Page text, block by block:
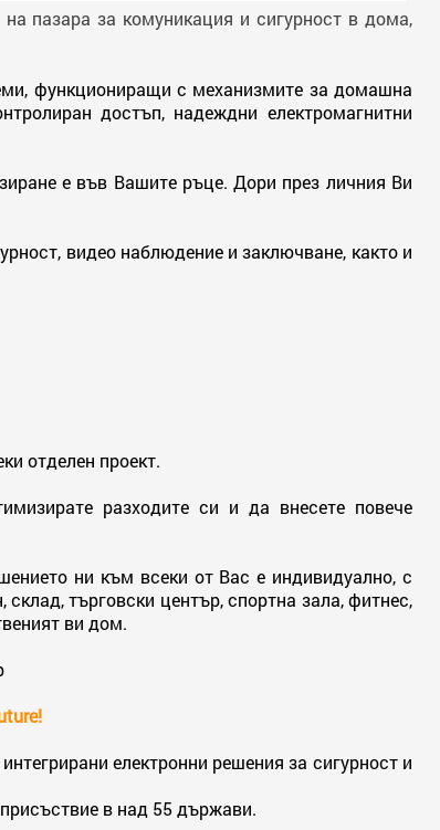
пазара за комуникация и сигурност в дома,
функциониращи с механизмите за домашна
достъп, надеждни електромагнитни
е във Вашите ръце. Дори през личния Ви
видео наблюдение и заключване, както и
отделен проект.
разходите си и да внесете повече
ни към всеки от Вас е индивидуално, с
търговски център, спортна зала, фитнес,
ви дом.
електронни решения за сигурност и
в над 55 държави.